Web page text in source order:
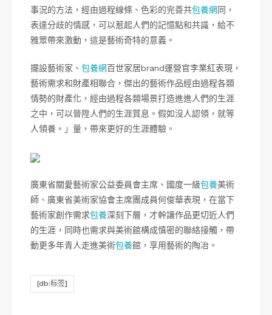
事況的方法，經由過程線條、色彩的完善共包養網同，
表達分歧的情感，可以惹起人們的記憶點和共識，給不
雅眾帶來激動，這是藝術奇特的意義。
擺設藝術家、 包養網百世家居brand運營官李業紅表現，
藝術需求和財產相聯合，傑出的藝術作品經由過程各類
情勢的財產化，經由過程各類場景打造進進人們的生涯
之中，可以晉陞人們的生涯質息。假如沒人認領，就等
人領養。」量，帶來更好的生涯體驗。
廣東省關愛藝術家公益委員會主席、國度一級包養美術
師、廣東省美術家協會主席團成員何俊華表現，在當下
藝術家創作需求包養深刻下層，才幹讓作品更切近人們
的生涯，同時也需求與美術館構成慎密的聯絡接觸，帶
動更多年青人走進美術包養館，享用藝術的陶冶。
[db:标签]